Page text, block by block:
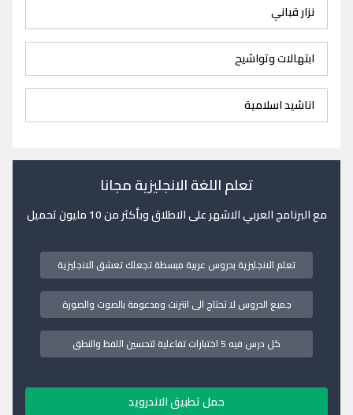
نزار قباني
ابتهالات وتواشيح
اناشيد اسلامية
تعلم اللغة الانجليزية مجانا
مع البرنامج العربي الاشهر على الاطلاق وبأكثر من 10 مليون تحميل
تعلم الانجليزية بدروس عربية مبسطة تجعلك تعشق الانجليزية
جميع الدروس لا تحتاج الى انترنت ومدعومة بالصوت والصورة
كل درس فيه 5 اختبارات تفاعلية لتحسين اللفظ والنطق
حمل تطبيق الاندرويد